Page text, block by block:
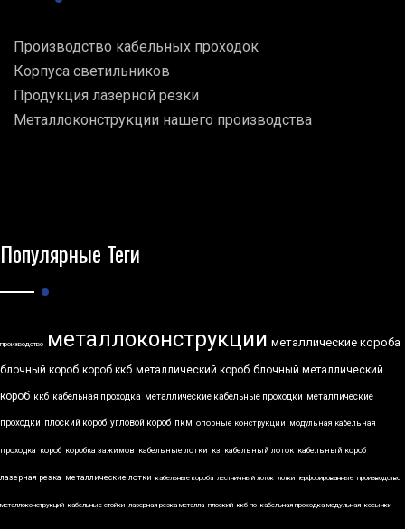
Производство кабельных проходок
Корпуса светильников
Продукция лазерной резки
Металлоконструкции нашего производства
Популярные Теги
производство металлоконструкции металлические короба
блочный короб короб ккб металлический короб блочный металлический
короб ккб кабельная проходка металлические кабельные проходки металлические
проходки плоский короб угловой короб пкм опорные конструкции модульная кабельная
проходка короб коробка зажимов кабельные лотки кз кабельный лоток кабельный короб
лазерная резка металлические лотки кабельные короба лестничный лоток лотки перфорированные производство
металлоконструкций кабельные стойки лазерная резка металла плоский ккб по кабельная проходка модульная косынки